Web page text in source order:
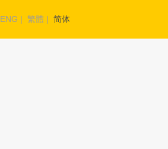
ENG | 繁體 | 简体